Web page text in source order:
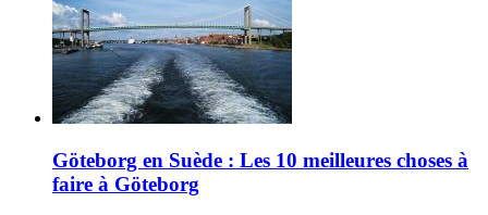
Göteborg en Suède : Les 10 meilleures choses à
faire à Göteborg